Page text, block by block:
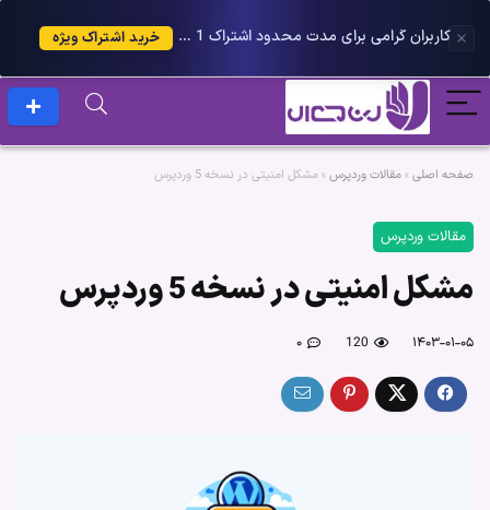
کاربران گرامی برای مدت محدود اشتراک 1 ساله پلاس را می توانید با 25 درصد تخفیف دریافت کنید. خرید اشتراک ویژه
صفحه اصلی »مقالات وردپرس »مشکل امنیتی در نسخه 5 وردپرس
مقالات وردپرس
مشکل امنیتی در نسخه 5 وردپرس
۱۴۰۳-۰۱-۰۵ 120 ۰